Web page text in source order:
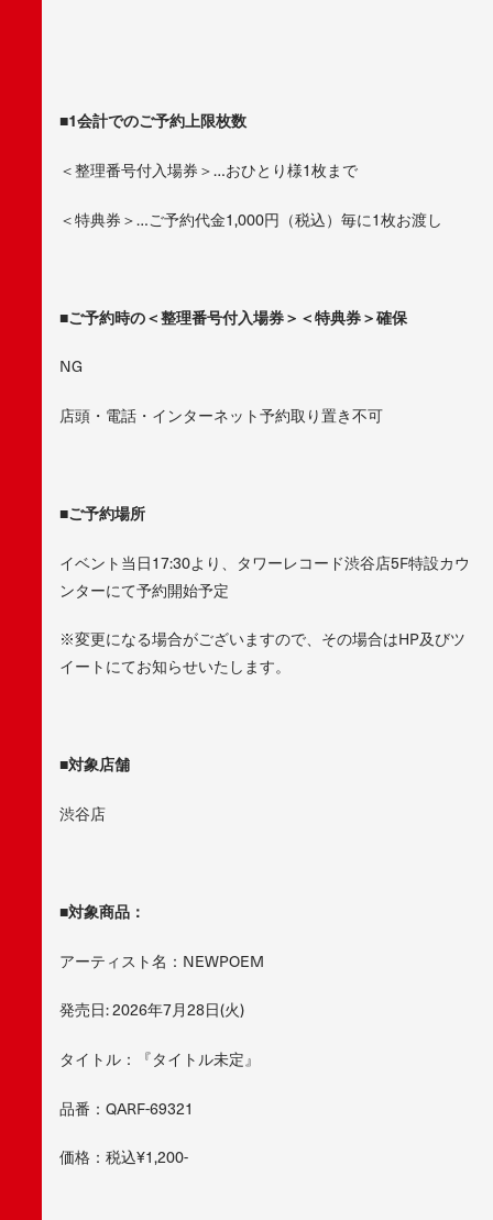
■1会計でのご予約上限枚数
＜整理番号付入場券＞…おひとり様1枚まで
＜特典券＞…ご予約代金1,000円（税込）毎に1枚お渡し
■ご予約時の＜整理番号付入場券＞＜特典券＞確保
NG
店頭・電話・インターネット予約取り置き不可
■ご予約場所
イベント当日17:30より、タワーレコード渋谷店5F特設カウ
ンターにて予約開始予定
※変更になる場合がございますので、その場合はHP及びツ
イートにてお知らせいたします。
■対象店舗
渋谷店
■対象商品：
アーティスト名：NEWPOEM
発売日: 2026年7月28日(火)
タイトル：『タイトル未定』
品番：QARF-69321
価格：税込¥1,200-